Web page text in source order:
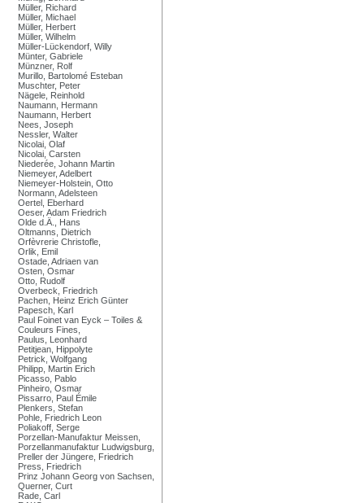
Müller, Richard
Müller, Michael
Müller, Herbert
Müller, Wilhelm
Müller-Lückendorf, Willy
Münter, Gabriele
Münzner, Rolf
Murillo, Bartolomé Esteban
Muschter, Peter
Nägele, Reinhold
Naumann, Hermann
Naumann, Herbert
Nees, Joseph
Nessler, Walter
Nicolai, Olaf
Nicolai, Carsten
Niederée, Johann Martin
Niemeyer, Adelbert
Niemeyer-Holstein, Otto
Normann, Adelsteen
Oertel, Eberhard
Oeser, Adam Friedrich
Olde d.Ä., Hans
Oltmanns, Dietrich
Orfèvrerie Christofle,
Orlik, Emil
Ostade, Adriaen van
Osten, Osmar
Otto, Rudolf
Overbeck, Friedrich
Pachen, Heinz Erich Günter
Papesch, Karl
Paul Foinet van Eyck – Toiles &
Couleurs Fines,
Paulus, Leonhard
Petitjean, Hippolyte
Petrick, Wolfgang
Philipp, Martin Erich
Picasso, Pablo
Pinheiro, Osmar
Pissarro, Paul Émile
Plenkers, Stefan
Pohle, Friedrich Leon
Poliakoff, Serge
Porzellan-Manufaktur Meissen,
Porzellanmanufaktur Ludwigsburg,
Preller der Jüngere, Friedrich
Press, Friedrich
Prinz Johann Georg von Sachsen,
Querner, Curt
Rade, Carl